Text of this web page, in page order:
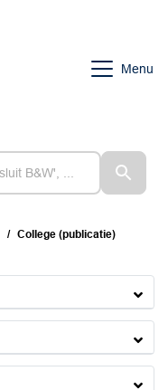
Menu
College (publicatie)